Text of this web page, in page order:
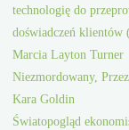
technologię do
doświadczeń klientów
Marcia Layton Turner
Niezmordowany,
Kara Goldin
Światopogląd